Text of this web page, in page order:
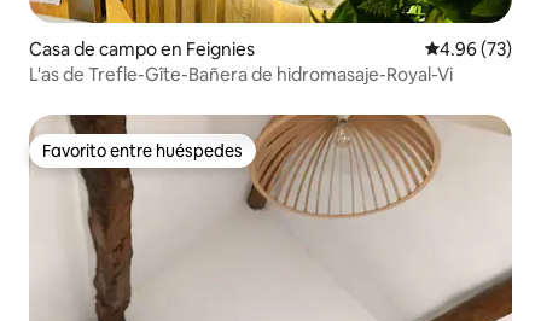
Casa de campo en Feignies Calificación
4.96 (73)
L'as de Trefle-Gîte-Bañera de hidromasaje-Royal-Vi
Favorito entre huéspedes
Favorito entre huéspedes